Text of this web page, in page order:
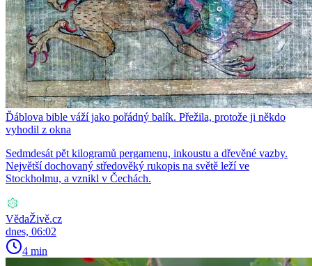
Ďáblova bible váží jako pořádný balík. Přežila, protože ji někdo
vyhodil z okna
Sedmdesát pět kilogramů pergamenu, inkoustu a dřevěné vazby.
Největší dochovaný středověký rukopis na světě leží ve
Stockholmu, a vznikl v Čechách.
VědaŽivě.cz
dnes, 06:02
4 min